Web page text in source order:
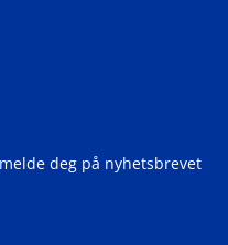
deg på nyhetsbrevet